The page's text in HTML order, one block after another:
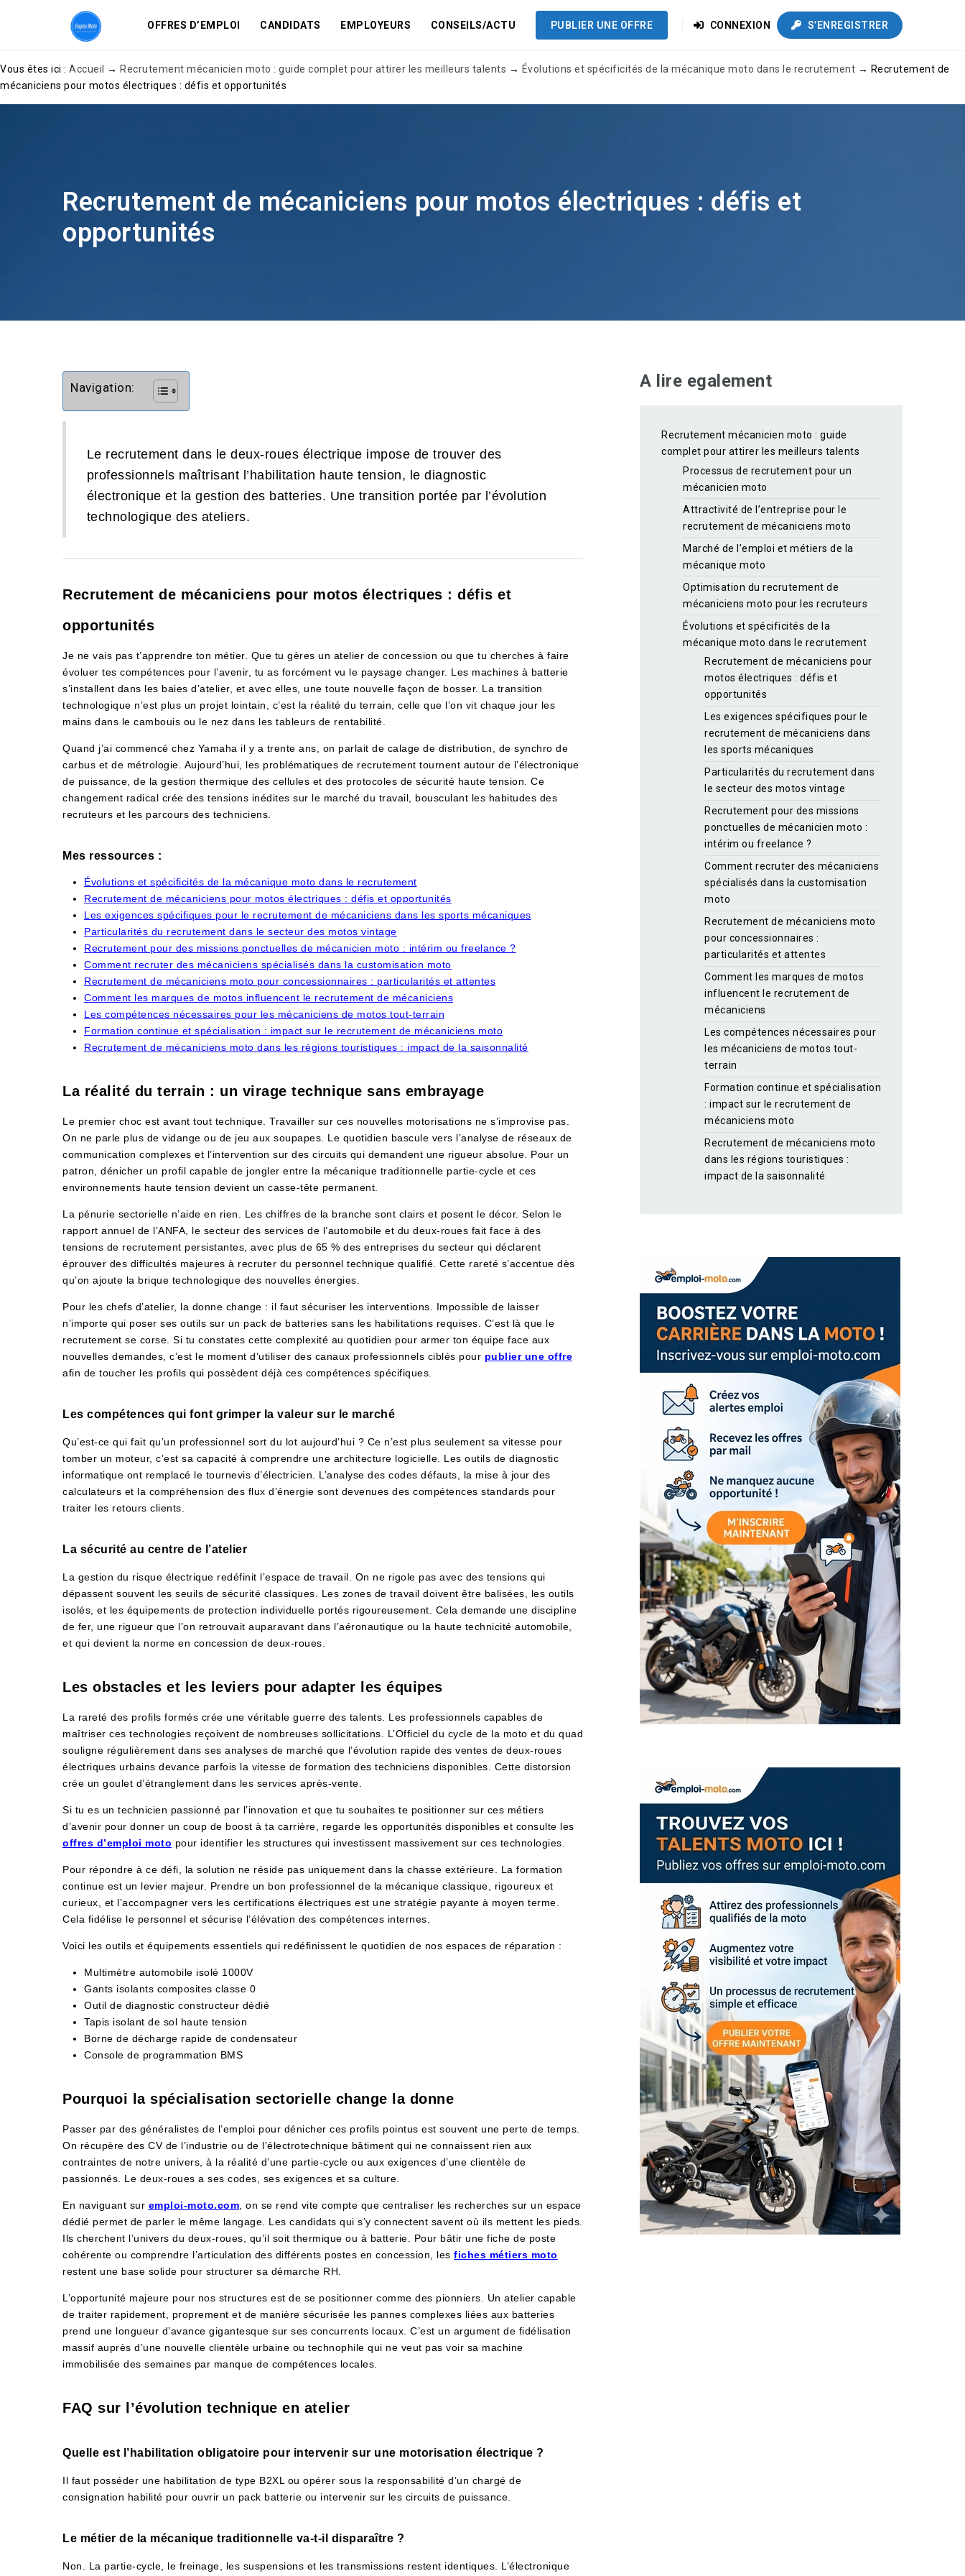
OFFRES D’EMPLOI CANDIDATS EMPLOYEURS CONSEILS/ACTU PUBLIER UNE OFFRE CONNEXION S’ENREGISTRER
Vous êtes ici : Accueil → Recrutement mécanicien moto : guide complet pour attirer les meilleurs talents → Évolutions et spécificités de la mécanique moto dans le recrutement → Recrutement de
mécaniciens pour motos électriques : défis et opportunités
Recrutement de mécaniciens pour motos électriques : défis et
opportunités
A lire egalement
Recrutement mécanicien moto : guide
complet pour attirer les meilleurs talents
Processus de recrutement pour un
mécanicien moto
Attractivité de l’entreprise pour le
recrutement de mécaniciens moto
Marché de l’emploi et métiers de la
mécanique moto
Optimisation du recrutement de
mécaniciens moto pour les recruteurs
Évolutions et spécificités de la
mécanique moto dans le recrutement
Recrutement de mécaniciens pour
motos électriques : défis et
opportunités
Les exigences spécifiques pour le
recrutement de mécaniciens dans
les sports mécaniques
Particularités du recrutement dans
le secteur des motos vintage
Recrutement pour des missions
ponctuelles de mécanicien moto :
intérim ou freelance ?
Comment recruter des mécaniciens
spécialisés dans la customisation
moto
Recrutement de mécaniciens moto
pour concessionnaires :
particularités et attentes
Comment les marques de motos
influencent le recrutement de
mécaniciens
Les compétences nécessaires pour
les mécaniciens de motos tout-
terrain
Formation continue et spécialisation
: impact sur le recrutement de
mécaniciens moto
Recrutement de mécaniciens moto
dans les régions touristiques :
impact de la saisonnalité
Navigation:
Le recrutement dans le deux-roues électrique impose de trouver des
professionnels maîtrisant l’habilitation haute tension, le diagnostic
électronique et la gestion des batteries. Une transition portée par l’évolution
technologique des ateliers.
Recrutement de mécaniciens pour motos électriques : défis et
opportunités
Je ne vais pas t’apprendre ton métier. Que tu gères un atelier de concession ou que tu cherches à faire
évoluer tes compétences pour l’avenir, tu as forcément vu le paysage changer. Les machines à batterie
s’installent dans les baies d’atelier, et avec elles, une toute nouvelle façon de bosser. La transition
technologique n’est plus un projet lointain, c’est la réalité du terrain, celle que l’on vit chaque jour les
mains dans le cambouis ou le nez dans les tableurs de rentabilité.
Quand j’ai commencé chez Yamaha il y a trente ans, on parlait de calage de distribution, de synchro de
carbus et de métrologie. Aujourd’hui, les problématiques de recrutement tournent autour de l’électronique
de puissance, de la gestion thermique des cellules et des protocoles de sécurité haute tension. Ce
changement radical crée des tensions inédites sur le marché du travail, bousculant les habitudes des
recruteurs et les parcours des techniciens.
Mes ressources :
Évolutions et spécificités de la mécanique moto dans le recrutement
Recrutement de mécaniciens pour motos électriques : défis et opportunités
Les exigences spécifiques pour le recrutement de mécaniciens dans les sports mécaniques
Particularités du recrutement dans le secteur des motos vintage
Recrutement pour des missions ponctuelles de mécanicien moto : intérim ou freelance ?
Comment recruter des mécaniciens spécialisés dans la customisation moto
Recrutement de mécaniciens moto pour concessionnaires : particularités et attentes
Comment les marques de motos influencent le recrutement de mécaniciens
Les compétences nécessaires pour les mécaniciens de motos tout-terrain
Formation continue et spécialisation : impact sur le recrutement de mécaniciens moto
Recrutement de mécaniciens moto dans les régions touristiques : impact de la saisonnalité
La réalité du terrain : un virage technique sans embrayage
Le premier choc est avant tout technique. Travailler sur ces nouvelles motorisations ne s’improvise pas.
On ne parle plus de vidange ou de jeu aux soupapes. Le quotidien bascule vers l’analyse de réseaux de
communication complexes et l’intervention sur des circuits qui demandent une rigueur absolue. Pour un
patron, dénicher un profil capable de jongler entre la mécanique traditionnelle partie-cycle et ces
environnements haute tension devient un casse-tête permanent.
La pénurie sectorielle n’aide en rien. Les chiffres de la branche sont clairs et posent le décor. Selon le
rapport annuel de l’ANFA, le secteur des services de l’automobile et du deux-roues fait face à des
tensions de recrutement persistantes, avec plus de 65 % des entreprises du secteur qui déclarent
éprouver des difficultés majeures à recruter du personnel technique qualifié. Cette rareté s’accentue dès
qu’on ajoute la brique technologique des nouvelles énergies.
Pour les chefs d’atelier, la donne change : il faut sécuriser les interventions. Impossible de laisser
n’importe qui poser ses outils sur un pack de batteries sans les habilitations requises. C’est là que le
recrutement se corse. Si tu constates cette complexité au quotidien pour armer ton équipe face aux
nouvelles demandes, c’est le moment d’utiliser des canaux professionnels ciblés pour publier une offre
afin de toucher les profils qui possèdent déjà ces compétences spécifiques.
Les compétences qui font grimper la valeur sur le marché
Qu’est-ce qui fait qu’un professionnel sort du lot aujourd’hui ? Ce n’est plus seulement sa vitesse pour
tomber un moteur, c’est sa capacité à comprendre une architecture logicielle. Les outils de diagnostic
informatique ont remplacé le tournevis d’électricien. L’analyse des codes défauts, la mise à jour des
calculateurs et la compréhension des flux d’énergie sont devenues des compétences standards pour
traiter les retours clients.
La sécurité au centre de l’atelier
La gestion du risque électrique redéfinit l’espace de travail. On ne rigole pas avec des tensions qui
dépassent souvent les seuils de sécurité classiques. Les zones de travail doivent être balisées, les outils
isolés, et les équipements de protection individuelle portés rigoureusement. Cela demande une discipline
de fer, une rigueur que l’on retrouvait auparavant dans l’aéronautique ou la haute technicité automobile,
et qui devient la norme en concession de deux-roues.
Les obstacles et les leviers pour adapter les équipes
La rareté des profils formés crée une véritable guerre des talents. Les professionnels capables de
maîtriser ces technologies reçoivent de nombreuses sollicitations. L’Officiel du cycle de la moto et du quad
souligne régulièrement dans ses analyses de marché que l’évolution rapide des ventes de deux-roues
électriques urbains devance parfois la vitesse de formation des techniciens disponibles. Cette distorsion
crée un goulet d’étranglement dans les services après-vente.
Si tu es un technicien passionné par l’innovation et que tu souhaites te positionner sur ces métiers
d’avenir pour donner un coup de boost à ta carrière, regarde les opportunités disponibles et consulte les
offres d’emploi moto pour identifier les structures qui investissent massivement sur ces technologies.
Pour répondre à ce défi, la solution ne réside pas uniquement dans la chasse extérieure. La formation
continue est un levier majeur. Prendre un bon professionnel de la mécanique classique, rigoureux et
curieux, et l’accompagner vers les certifications électriques est une stratégie payante à moyen terme.
Cela fidélise le personnel et sécurise l’élévation des compétences internes.
Voici les outils et équipements essentiels qui redéfinissent le quotidien de nos espaces de réparation :
Multimètre automobile isolé 1000V
Gants isolants composites classe 0
Outil de diagnostic constructeur dédié
Tapis isolant de sol haute tension
Borne de décharge rapide de condensateur
Console de programmation BMS
Pourquoi la spécialisation sectorielle change la donne
Passer par des généralistes de l’emploi pour dénicher ces profils pointus est souvent une perte de temps.
On récupère des CV de l’industrie ou de l’électrotechnique bâtiment qui ne connaissent rien aux
contraintes de notre univers, à la réalité d’une partie-cycle ou aux exigences d’une clientèle de
passionnés. Le deux-roues a ses codes, ses exigences et sa culture.
En naviguant sur emploi-moto.com , on se rend vite compte que centraliser les recherches sur un espace
dédié permet de parler le même langage. Les candidats qui s’y connectent savent où ils mettent les pieds.
Ils cherchent l’univers du deux-roues, qu’il soit thermique ou à batterie. Pour bâtir une fiche de poste
cohérente ou comprendre l’articulation des différents postes en concession, les fiches métiers moto
restent une base solide pour structurer sa démarche RH.
L’opportunité majeure pour nos structures est de se positionner comme des pionniers. Un atelier capable
de traiter rapidement, proprement et de manière sécurisée les pannes complexes liées aux batteries
prend une longueur d’avance gigantesque sur ses concurrents locaux. C’est un argument de fidélisation
massif auprès d’une nouvelle clientèle urbaine ou technophile qui ne veut pas voir sa machine
immobilisée des semaines par manque de compétences locales.
FAQ sur l’évolution technique en atelier
Quelle est l’habilitation obligatoire pour intervenir sur une motorisation électrique ?
Il faut posséder une habilitation de type B2XL ou opérer sous la responsabilité d’un chargé de
consignation habilité pour ouvrir un pack batterie ou intervenir sur les circuits de puissance.
Le métier de la mécanique traditionnelle va-t-il disparaître ?
Non. La partie-cycle, le freinage, les suspensions et les transmissions restent identiques. L’électronique